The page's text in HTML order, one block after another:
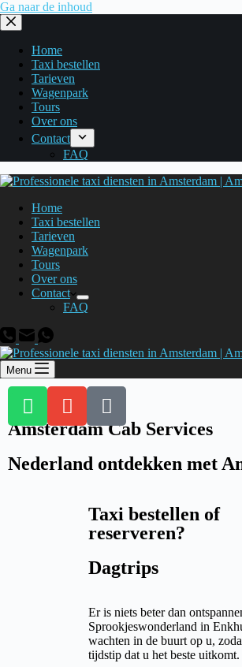
Ga naar de inhoud
Home
Taxi bestellen
Tarieven
Wagenpark
Tours
Over ons
Contact
FAQ
Home
Taxi bestellen
Tarieven
Wagenpark
Tours
Over ons
Contact
FAQ
Menu
Amsterdam Cab Services
Nederland ontdekken met
Taxi bestellen of
reserveren?
Dagtrips
Er is niets beter dan
Sprookjeswonderland in
wachten in de buurt op u,
tijdstip dat u het beste